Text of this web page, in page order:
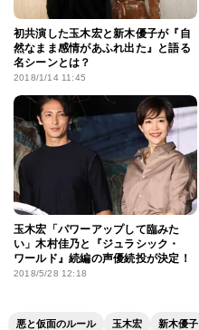
初共演した玉木宏と新木優子が『自
然なまま感情があふれ出た』と語る
名シーンとは？
2018/1/14 11:45
玉木宏「パワーアップして臨みた
い」木村佳乃と『ジュラシック・
ワールド』続編の声優続投が決定！
2018/5/28 12:18
悪と仮面のルール 玉木宏 新木優子